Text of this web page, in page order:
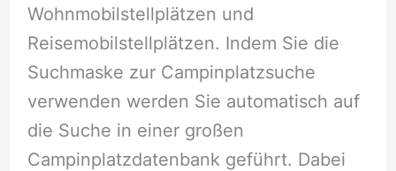
Wohnmobilstellplätzen und
Reisemobilstellplätzen. Indem Sie die
Suchmaske zur Campinplatzsuche
verwenden werden Sie automatisch auf
die Suche in einer großen
Campinplatzdatenbank geführt. Dabei